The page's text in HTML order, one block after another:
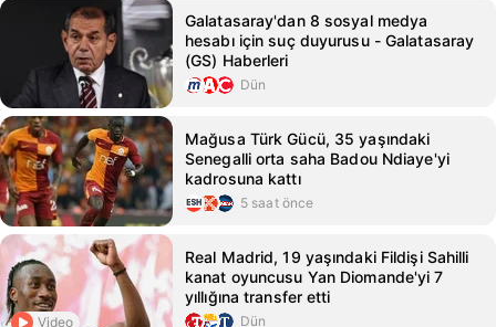
Galatasaray'dan 8 sosyal medya
hesabı için suç duyurusu - Galatasaray
(GS) Haberleri
Dün
Mağusa Türk Gücü, 35 yaşındaki
Senegalli orta saha Badou Ndiaye'yi
kadrosuna kattı
5 saat önce
Video
Real Madrid, 19 yaşındaki Fildişi Sahilli
kanat oyuncusu Yan Diomande'yi 7
yıllığına transfer etti
Dün